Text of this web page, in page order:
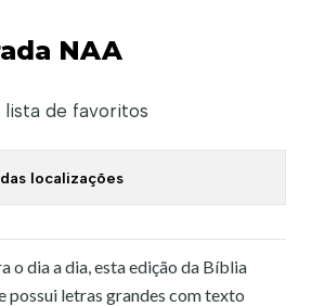
NAA
lista de favoritos
localizações
o dia a dia, esta edição da Bíblia
possui letras grandes com texto